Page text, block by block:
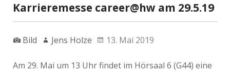
Karrieremesse career@hw am 29.5.19
Bild Jens Holze 13. Mai 2019
Am 29. Mai um 13 Uhr findet im Hörsaal 6 (G44) eine